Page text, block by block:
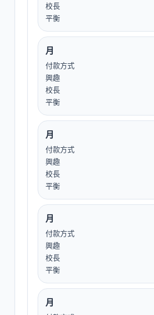
校長
平衡
月
付款方式
興趣
校長
平衡
月
付款方式
興趣
校長
平衡
月
付款方式
興趣
校長
平衡
月